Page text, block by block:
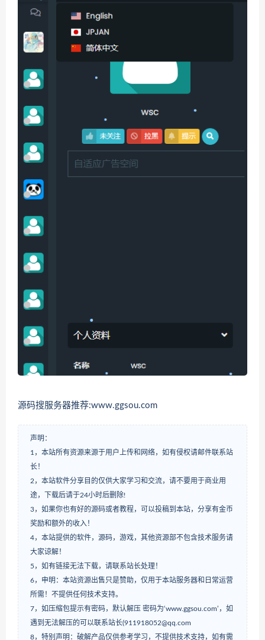
源码搜服务器推荐:www.ggsou.com
声明：
1，本站所有资源来源于用户上传和网络，如有侵权请邮件联系站
长！
2，本站软件分享目的仅供大家学习和交流，请不要用于商业用
途，下载后请于24小时后删除!
3，如果你也有好的源码或者教程，可以投稿到本站，分享有金币
奖励和额外的收入！
4，本站提供的软件，源码，游戏，其他资源部不包含技术服务请
大家谅解！
5，如有链接无法下载，请联系站长处理！
6，申明：本站资源出售只是赞助，仅用于本站服务器和日常运营
所需！不提供任何技术支持。
7，如压缩包提示有密码，默认解压 密码为‘www.ggsou.com’，如
遇到无法解压的可以联系站长(911918052@qq.com
8，特别声明：破解产品仅供参考学习，不提供技术支持，如有需